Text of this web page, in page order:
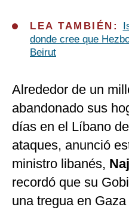
LEA TAMBIÉN:
donde cree que
Beirut
Alrededor de un
abandonado sus
días en el Líbano
ataques, anunció
ministro libanés,
recordó que su
una tregua en